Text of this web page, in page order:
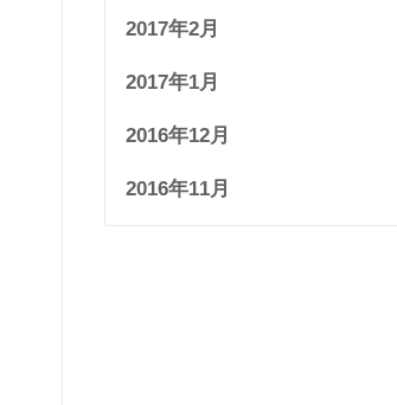
2017年2月
2017年1月
2016年12月
2016年11月